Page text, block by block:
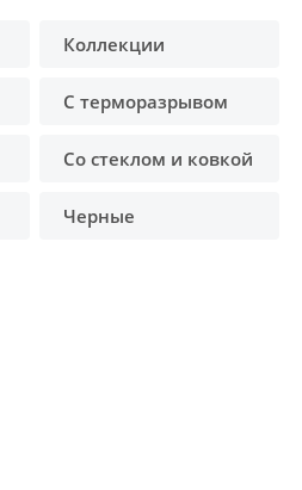
Коллекции
С терморазрывом
Со стеклом и ковкой
Черные